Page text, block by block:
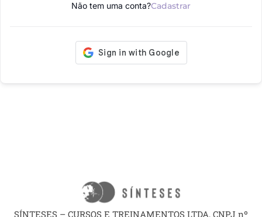
Não tem uma conta?Cadastrar
SÍNTESES – CURSOS E TREINAMENTOS LTDA, CNPJ nº